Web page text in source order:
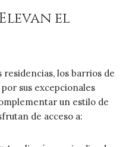
el
residencias, los barrios de
sus excepcionales
un estilo de
de acceso a: